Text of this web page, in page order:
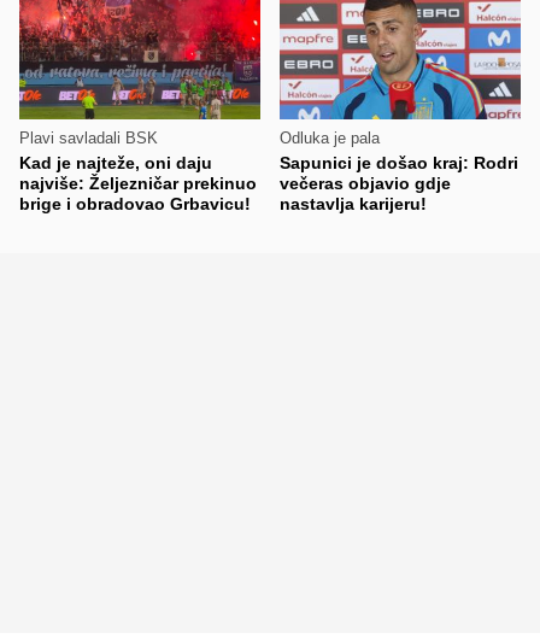
Plavi savladali BSK
Kad je najteže, oni daju
najviše: Željezničar prekinuo
brige i obradovao Grbavicu!
Odluka je pala
Sapunici je došao kraj: Rodri
večeras objavio gdje
nastavlja karijeru!